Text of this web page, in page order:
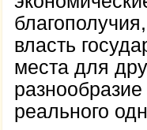
власть
места для
реального